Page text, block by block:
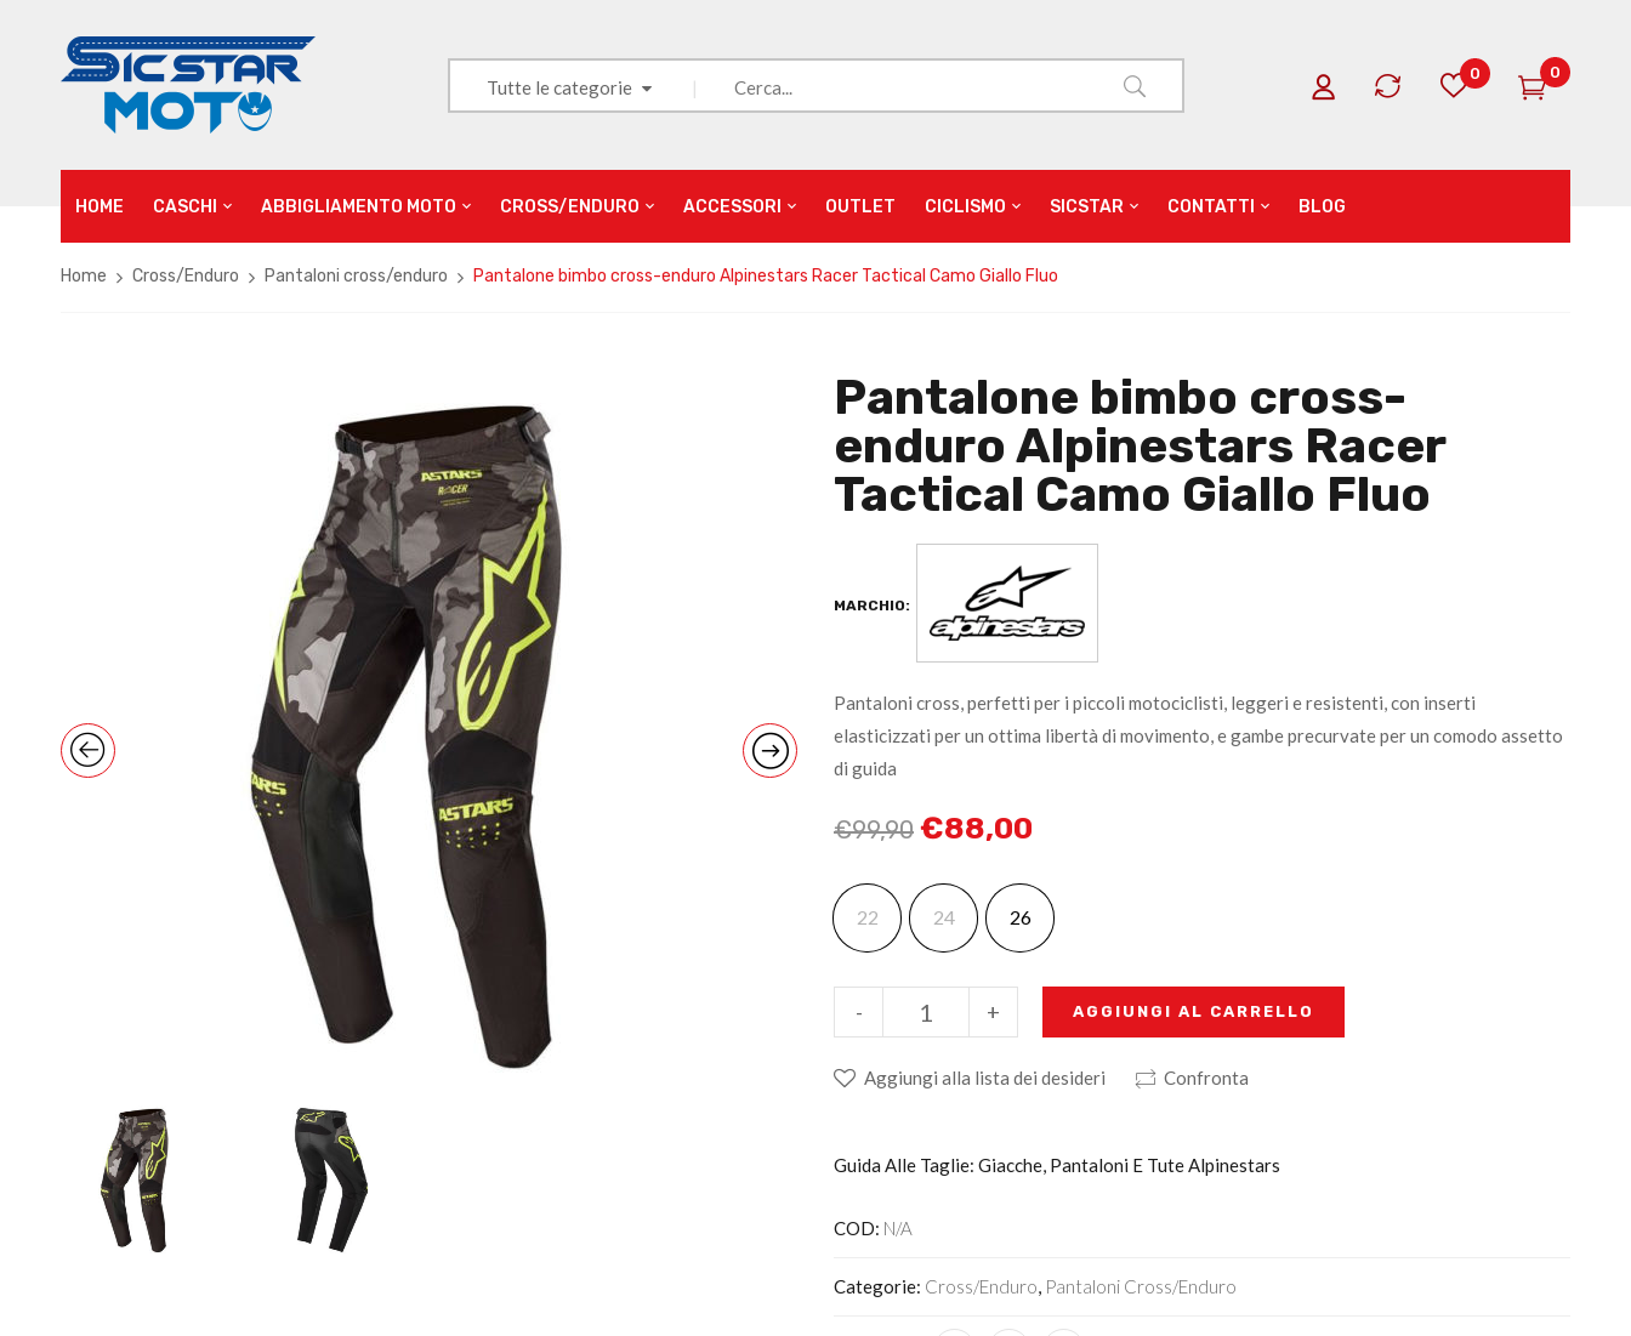
Tutte le categorie
0 0
HOME CASCHI ABBIGLIAMENTO MOTO CROSS/ENDURO ACCESSORI OUTLET CICLISMO SICSTAR CONTATTI BLOG
Home Cross/Enduro Pantaloni cross/enduro Pantalone bimbo cross-enduro Alpinestars Racer Tactical Camo Giallo Fluo
Pantalone bimbo cross-
enduro Alpinestars Racer
Tactical Camo Giallo Fluo
MARCHIO:
Pantaloni cross, perfetti per i piccoli motociclisti, leggeri e resistenti, con inserti
elasticizzati per un ottima libertà di movimento, e gambe precurvate per un comodo assetto
di guida
€99,90 €88,00
22 24 26
+
- AGGIUNGI AL CARRELLO
Aggiungi alla lista dei desideri Confronta
Guida Alle Taglie: Giacche, Pantaloni E Tute Alpinestars
COD: N/A
Categorie: Cross/Enduro Pantaloni Cross/enduro